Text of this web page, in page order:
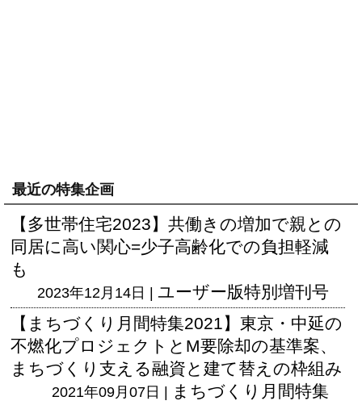
最近の特集企画
【多世帯住宅2023】共働きの増加で親との
同居に高い関心=少子高齢化での負担軽減
も
2023年12月14日 | ユーザー版特別増刊号
【まちづくり月間特集2021】東京・中延の
不燃化プロジェクトとM要除却の基準案、
まちづくり支える融資と建て替えの枠組み
2021年09月07日 | まちづくり月間特集